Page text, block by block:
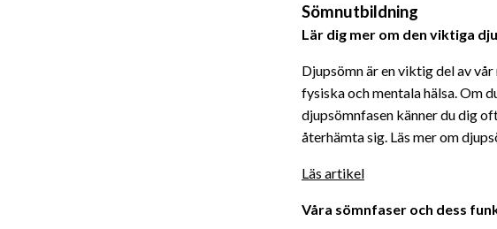
Sömnutbildning
Lär dig mer om den viktiga
Djupsömn är en viktig del av
fysiska och mentala hälsa. Om
djupsömnfasen känner du dig
återhämta sig. Läs mer om
Läs artikel
Våra sömnfaser och dess